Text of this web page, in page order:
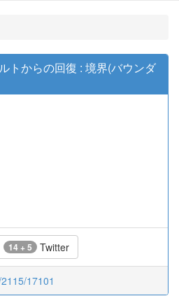
トからの回復 : 境界(バウンダ
14 + 5 Twitter
17101